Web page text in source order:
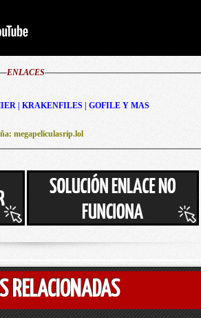
ENLACES
| KRAKENFILES | GOFILE Y MAS
megapeliculasrip.lol
RELACIONADAS